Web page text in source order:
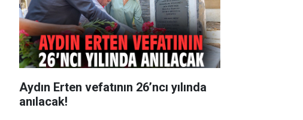
Aydın Erten vefatının 26’ncı yılında
anılacak!